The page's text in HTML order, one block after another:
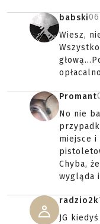
babski
Wiesz,
Promant
No nie
miejsce i
Chyba,
wygląda
radzio2k
JG